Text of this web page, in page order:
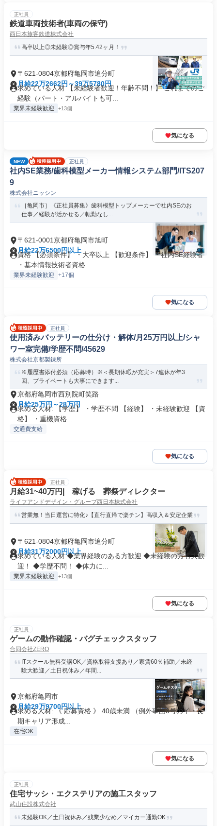
正社員
鉄道車両技術者(車両の保守)
西日本旅客鉄道株式会社
高卒以上◎未経験◎賞与年5.42ヶ月！
〒621-0804京都府亀岡市追分町
月給22万2662円～39万5780円
求めている人材 【未経験者歓迎！年齢不問！】 これまでのご
経験（パート・アルバイトも可...
業界未経験歓迎 +13個
気になる
NEW 正社員
社内SE業務/歯科模型メーカー情報システム部門/ITS207
9
株式会社ニッシン
［亀岡市］《正社員募集》歯科模型トップメーカーで社内SEのお
仕事／経験が活かせる／転勤なし...
〒621-0001京都府亀岡市旭町
月給22万6500円以上
資格 【必須条件】 ・大卒以上 【歓迎条件】 ・社内SE経験者
・基本情報技術者資格...
業界未経験歓迎 +17個
気になる
正社員
使用済みバッテリーの仕分け・解体/月25万円以上/シャ
ワー室完備/学歴不問/45629
株式会社京都製錬所
※履歴書添付必須（応募時）※＜長期休暇が充実＞7連休が年3
回、プライベートも大事にできます...
京都府亀岡市西別院町笑路
月給25万円～28万円
求める人材: 【学歴】 ・学歴不問 【経験】 ・未経験歓迎 【資
格】 ・重機資格...
交通費支給
気になる
正社員
月給31~40万円| 稼げる 葬祭ディレクター
ライフアンドデザイン・グループ西日本株式会社
営業無！当日運営に特化♪【直行直帰で楽チン】高収入＆安定企業
〒621-0804京都府亀岡市追分町
月給31万2000円以上
求めている人材 ◆業界経験のある方歓迎 ◆未経験の方も大歓
迎！ ◆学歴不問！ ◆体力に...
業界未経験歓迎 +13個
気になる
正社員
ゲームの動作確認・バグチェックスタッフ
合同会社ZERO
ITスクール無料受講OK／資格取得支援あり／家賃60％補助／未経
験大歓迎／土日祝休み／年間...
京都府亀岡市
月給29万9700円以上
求める人材: 《 応募資格 》 40歳未満 （例外事由3号のイ・長
期キャリア形成...
在宅OK
気になる
正社員
住宅サッシ・エクステリアの施工スタッフ
武山住設株式会社
未経験OK／土日祝休み／残業少なめ／マイカー通勤OK